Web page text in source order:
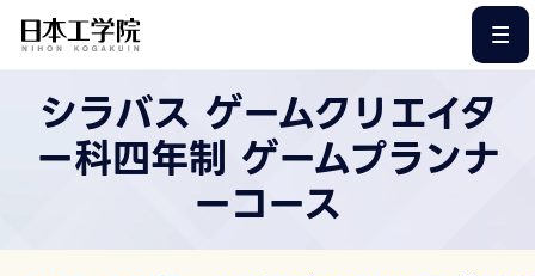
シラバス ゲームクリエイタ
ー科四年制 ゲームプランナ
ーコース